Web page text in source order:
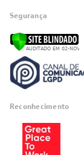
Segurança
Reconhecimento